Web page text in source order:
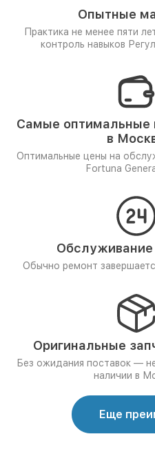
Опытные
Практика не менее пяти
контроль навыков
Самые оптимальные
в
Оптимальные цены на
Fortuna
Обслуживание
Обычно ремонт
Оригинальные
Без ожидания поставок —
наличии в
Еще